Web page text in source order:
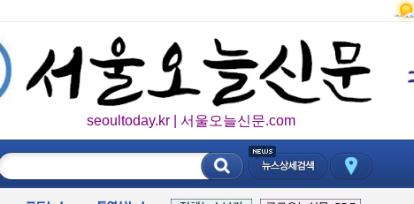
seoultoday.kr | 서울오늘신문.com